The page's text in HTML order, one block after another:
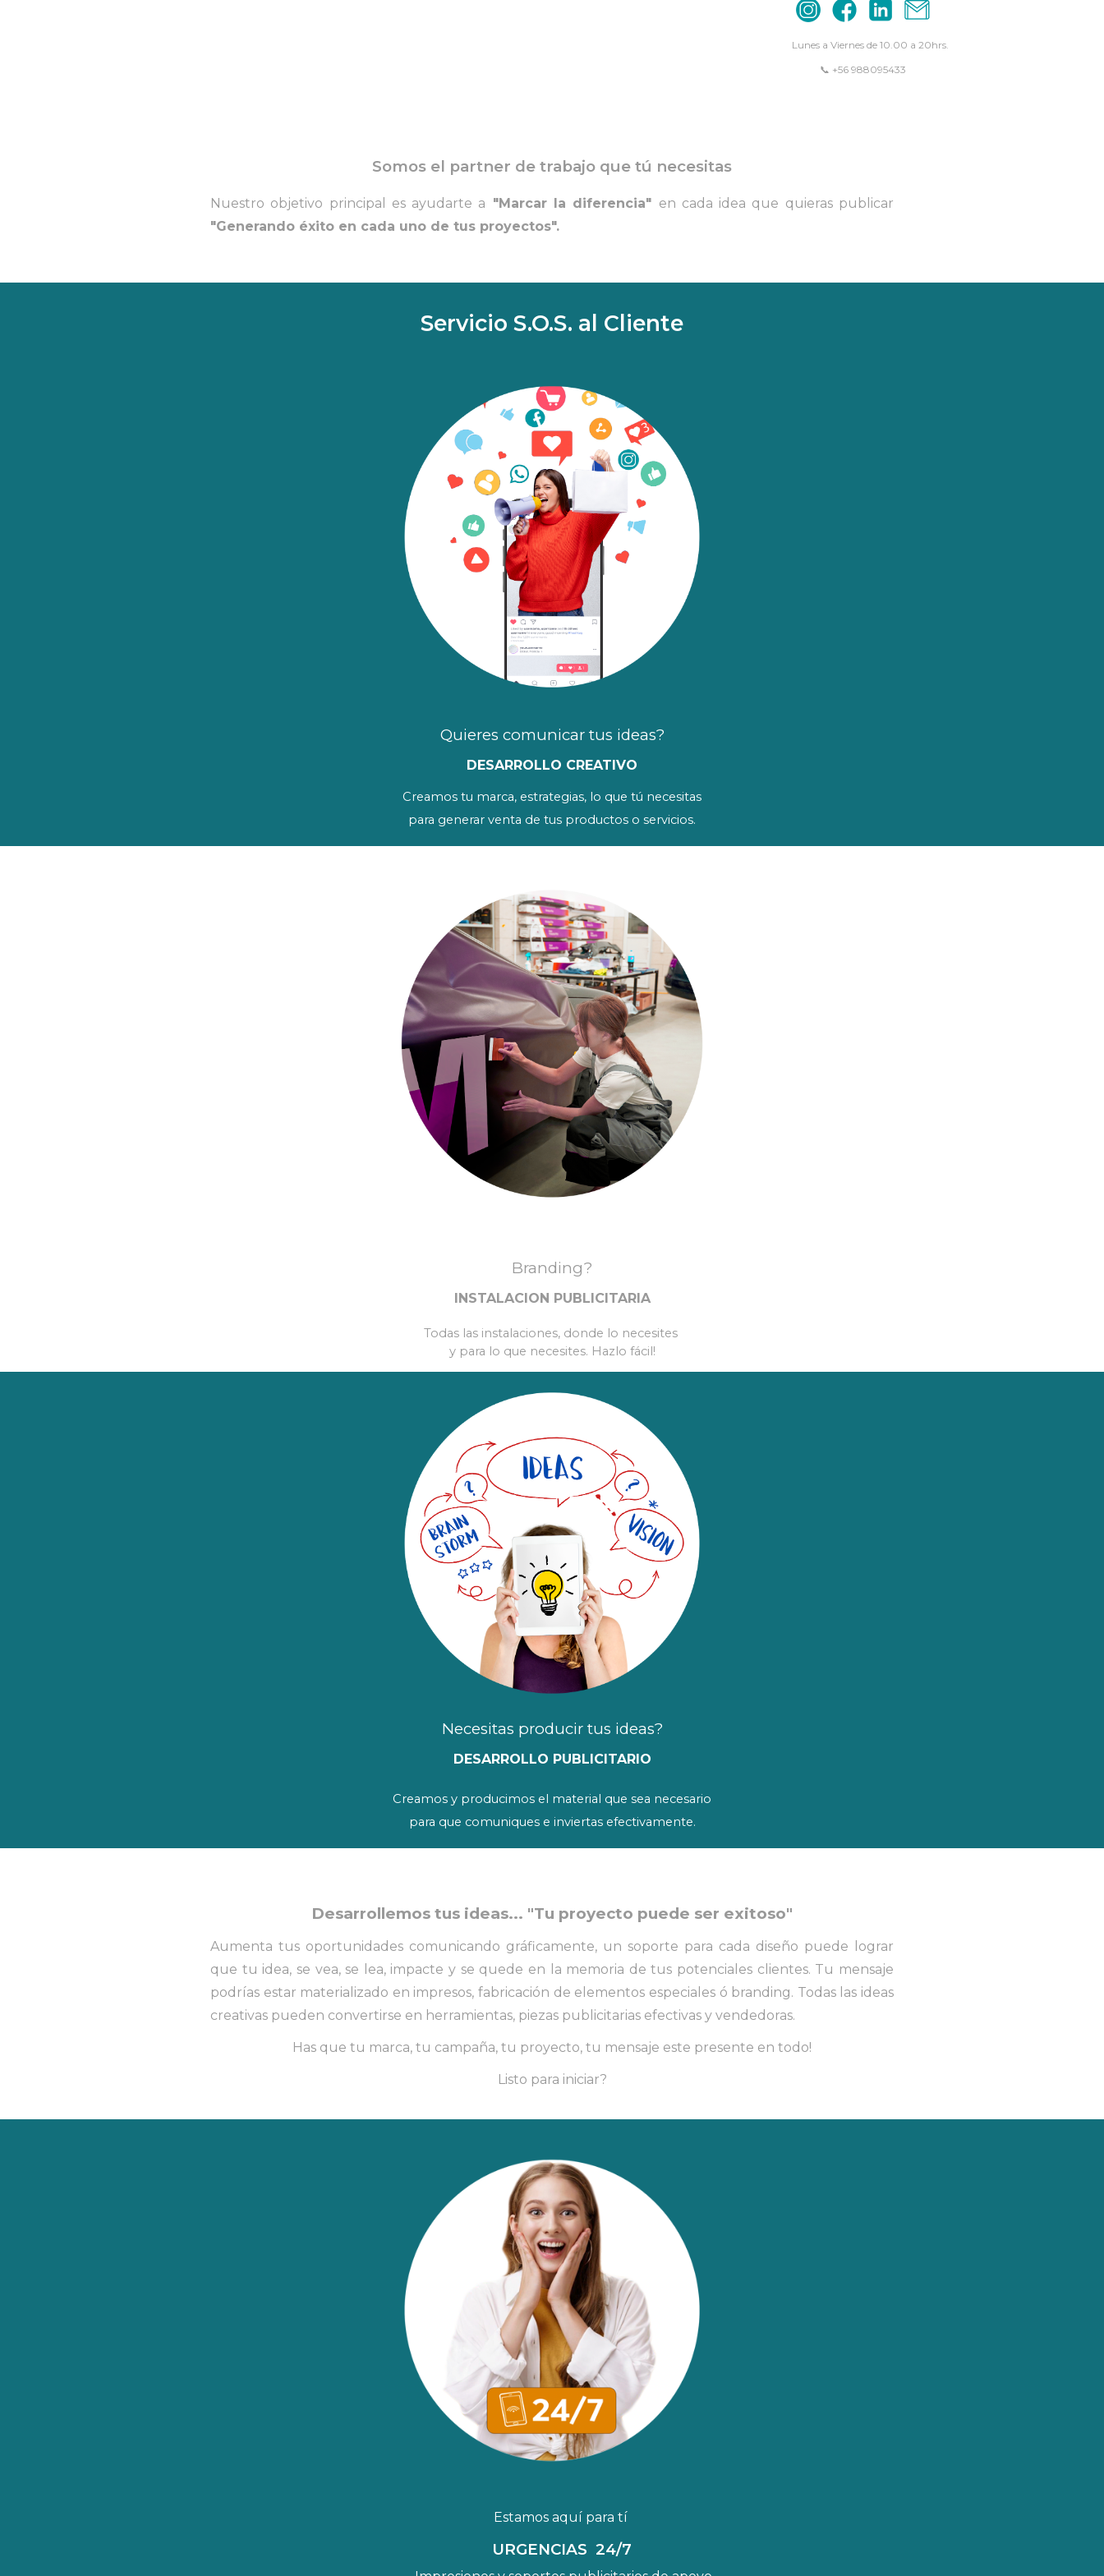
Lunes a Viernes de 10.00 a 20hrs.
📞 +56 988095433
Somos el partner de trabajo que tú necesitas
Nuestro objetivo principal es ayudarte a "Marcar la diferencia" en cada idea que quieras publicar
"Generando éxito en cada uno de tus proyectos".
Servicio S.O.S. al Cliente
Quieres comunicar tus ideas?
DESARROLLO CREATIVO
Creamos tu marca, estrategias, lo que tú necesitas
para generar venta de tus productos o servicios.
Branding?
INSTALACION PUBLICITARIA
Todas las instalaciones, donde lo necesites
y para lo que necesites. Hazlo fácil!
Necesitas producir tus ideas?
DESARROLLO PUBLICITARIO
Creamos y producimos el material que sea necesario
para que comuniques e inviertas efectivamente.
Desarrollemos tus ideas... "Tu proyecto puede ser exitoso"
Aumenta tus oportunidades comunicando gráficamente, un soporte para cada diseño puede lograr
que tu idea, se vea, se lea, impacte y se quede en la memoria de tus potenciales clientes. Tu mensaje
podrías estar materializado en impresos, fabricación de elementos especiales ó branding. Todas las ideas
creativas pueden convertirse en herramientas, piezas publicitarias efectivas y vendedoras.
Has que tu marca, tu campaña, tu proyecto, tu mensaje este presente en todo!
Listo para iniciar?
Estamos aquí para tí
URGENCIAS 24/7